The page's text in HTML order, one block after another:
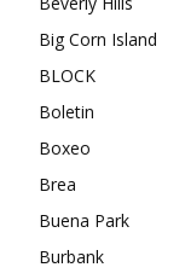
Big Corn Island
BLOCK
Boletin
Boxeo
Brea
Buena Park
Burbank